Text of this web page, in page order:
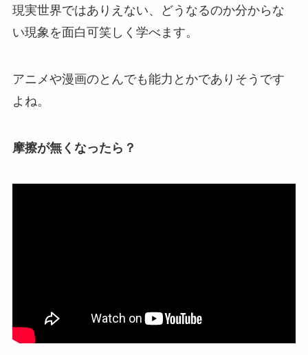
現実世界ではありえない、どうなるのか分からな
い現象を面白可笑しく学べます。
アニメや漫画のとんでも能力とかでありそうです
よね。
摩擦が無くなったら？